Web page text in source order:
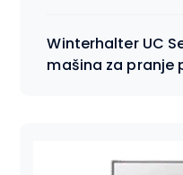
Winterhalter UC
mašina za pranje